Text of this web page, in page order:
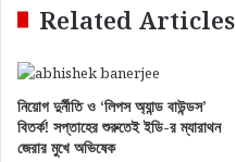
Related Articles
নিয়োগ দুর্নীতি ও ‘লিপস অ্যান্ড বাউন্ডস’
বিতর্ক! সপ্তাহের শুরুতেই ইডি-র ম্যারাথন
জেরার মুখে অভিষেক